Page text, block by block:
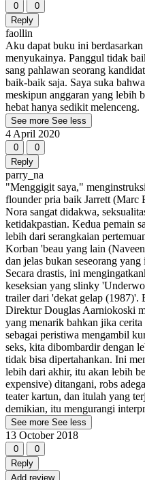
0
0
Reply
faollin
Aku dapat buku ini
menyukainya. Panggul tidak
sang pahlawan seorang
baik-baik saja. Saya suka
meskipun anggaran yang lebih
hebat hanya sedikit melenceng.
See more See less
4 April 2020
0
0
Reply
parry_na
"Menggigit saya,"
flounder pria baik Jarrett
Nora sangat didakwa,
ketidakpastian. Kedua pemain
lebih dari serangkaian
Korban 'beau yang lain
dan jelas bukan seseorang
Secara drastis, ini
keseksian yang slinky
trailer dari 'dekat gelap (1987)'.
Direktur Douglas Aarniokoski
yang menarik bahkan jika
sebagai peristiwa mengambil
seks, kita dibombardir dengan
tidak bisa dipertahankan. Ini
lebih dari akhir, itu akan lebih
expensive) ditangani, robs
teater kartun, dan itulah yang
demikian, itu mengurangi
See more See less
13 October 2018
0
0
Reply
Add review